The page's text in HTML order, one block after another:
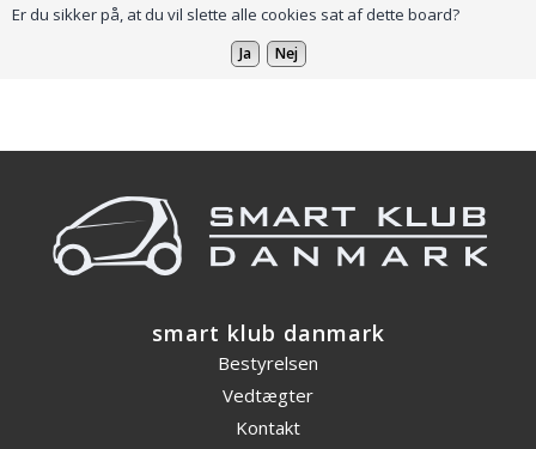
Er du sikker på, at du vil slette alle cookies sat af dette board?
smart klub danmark
Bestyrelsen
Vedtægter
Kontakt